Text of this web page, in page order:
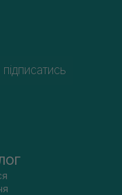
підписатись